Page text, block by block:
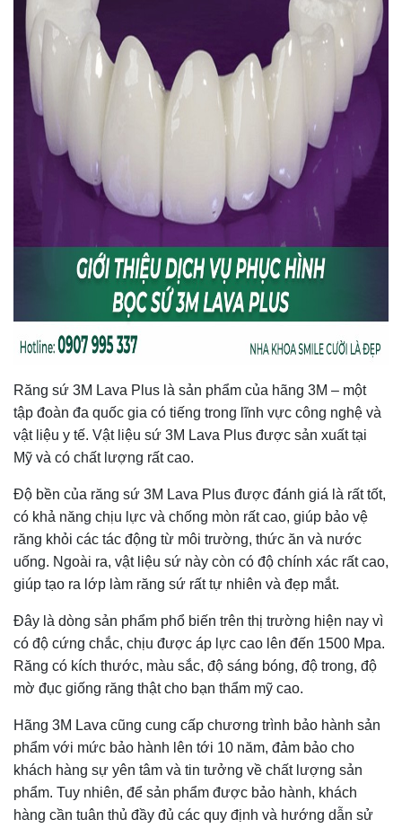
Răng sứ 3M Lava Plus là sản phẩm của hãng 3M – một
tập đoàn đa quốc gia có tiếng trong lĩnh vực công nghệ và
vật liệu y tế. Vật liệu sứ 3M Lava Plus được sản xuất tại
Mỹ và có chất lượng rất cao.
Độ bền của răng sứ 3M Lava Plus được đánh giá là rất tốt,
có khả năng chịu lực và chống mòn rất cao, giúp bảo vệ
răng khỏi các tác động từ môi trường, thức ăn và nước
uống. Ngoài ra, vật liệu sứ này còn có độ chính xác rất cao,
giúp tạo ra lớp làm răng sứ rất tự nhiên và đẹp mắt.
Đây là dòng sản phẩm phổ biến trên thị trường hiện nay vì
có độ cứng chắc, chịu được áp lực cao lên đến 1500 Mpa.
Răng có kích thước, màu sắc, độ sáng bóng, độ trong, độ
mờ đục giống răng thật cho bạn thẩm mỹ cao.
Hãng 3M Lava cũng cung cấp chương trình bảo hành sản
phẩm với mức bảo hành lên tới 10 năm, đảm bảo cho
khách hàng sự yên tâm và tin tưởng về chất lượng sản
phẩm. Tuy nhiên, để sản phẩm được bảo hành, khách
hàng cần tuân thủ đầy đủ các quy định và hướng dẫn sử